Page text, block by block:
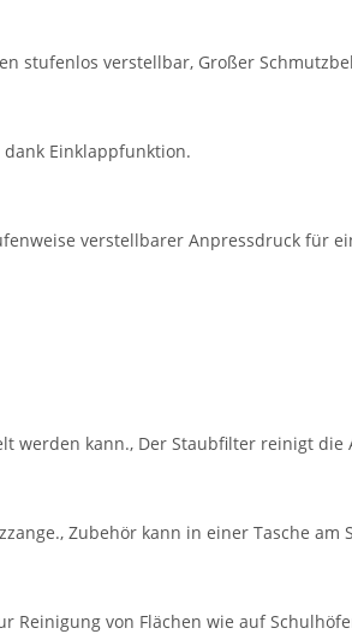
stufenlos verstellbar, Großer
Einklappfunktion.
verstellbarer Anpressdruck für
werden kann., Der Staubfilter reinigt
Zubehör kann in einer Tasche
von Flächen wie auf